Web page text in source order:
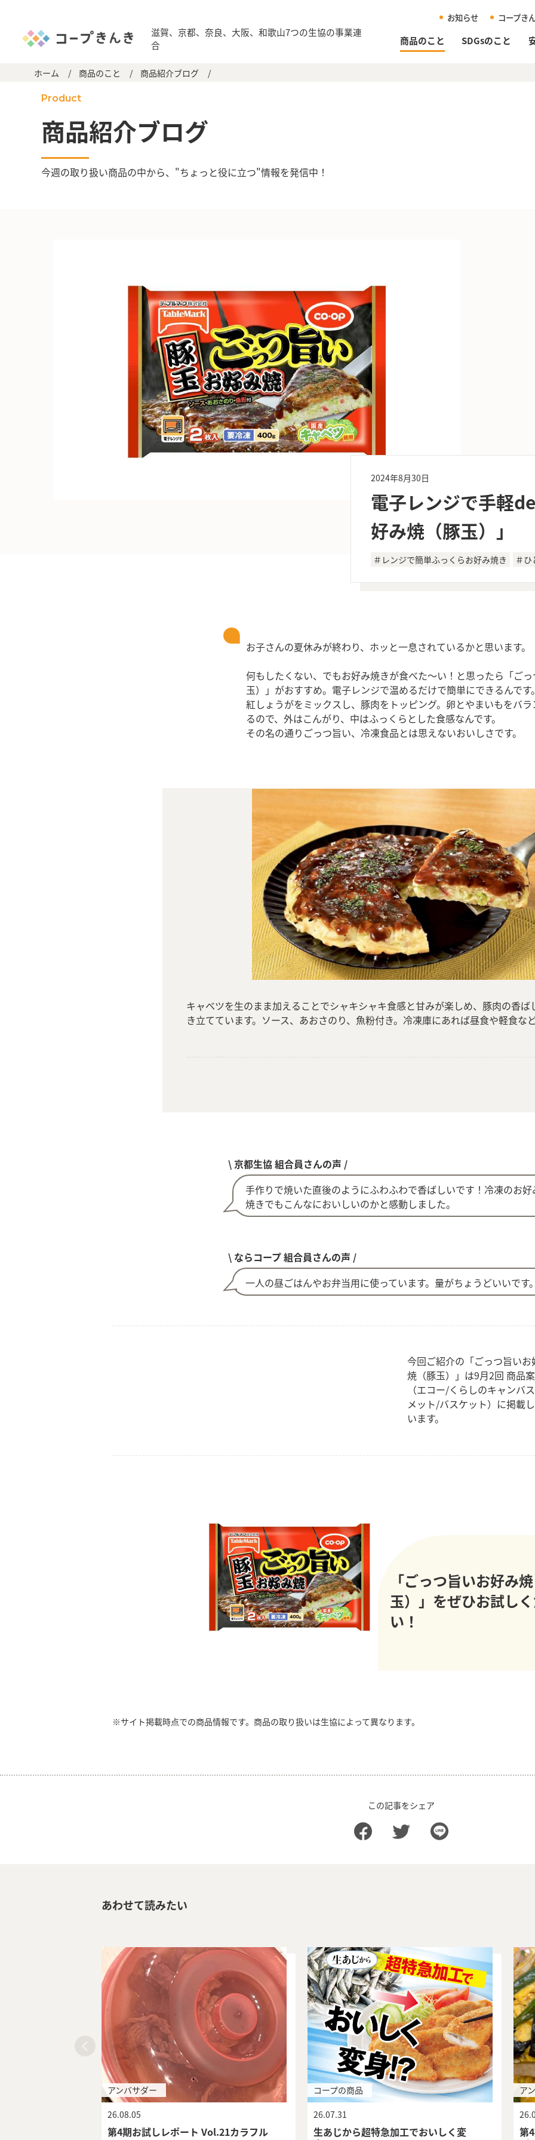
滋賀、京都、奈良、大阪、和歌山7つの生協の事業連
合
お知らせ コープき
商品のこと SDGsのこと
ホーム / 商品のこと / 商品紹介ブログ /
Product
商品紹介ブログ
今週の取り扱い商品の中から、"ちょっと役に立つ"情報を発信中！
2024年8月30日
電子レンジで手軽
好み焼（豚玉）」
＃レンジで簡単ふっくらお好み焼き ＃
お子さんの夏休みが終わり、ホッと一息されているかと思います。
何もしたくない、でもお好み焼きが食べた～い！と思ったら「ご
玉）」がおすすめ。電子レンジで温めるだけで簡単にできるんで
紅しょうがをミックスし、豚肉をトッピング。卵とやまいもをバ
るので、外はこんがり、中はふっくらとした食感なんです。
その名の通りごっつ旨い、冷凍食品とは思えないおいしさです。
キャベツを生のまま加えることでシャキシャキ食感と甘みが楽しめ、豚肉の香ば
き立てています。ソース、あおさのり、魚粉付き。冷凍庫にあれば昼食や軽食な
\ 京都生協 組合員さんの声 /
手作りで焼いた直後のようにふわふわで香ばしいです！冷凍のお好
焼きでもこんなにおいしいのかと感動しました。
\ ならコープ 組合員さんの声 /
一人の昼ごはんやお弁当用に使っています。量がちょうどいいです
今回ご紹介の「ごっつ旨いお
焼（豚玉）」は9月2回 商品
（エコー/くらしのキャンバ
メット/バスケット）に掲載
います。
「ごっつ旨いお好み
玉）」をぜひお試し
い！
※サイト掲載時点での商品情報です。商品の取り扱いは生協によって異なります。
この記事をシェア
あわせて読みたい
アンバサダー
26.08.05
第4期お試しレポート Vol.21カラフル
コープの商品
26.07.31
生あじから超特急加工でおいしく変
ア
第